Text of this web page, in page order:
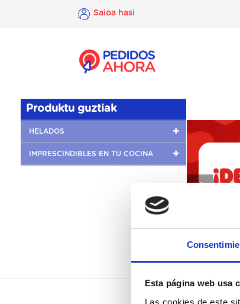
Esta página web usa
Las cookies de este
Saioa hasi
Produktu guztiak
HELADOS
IMPRESCINDIBLES EN TU COCINA